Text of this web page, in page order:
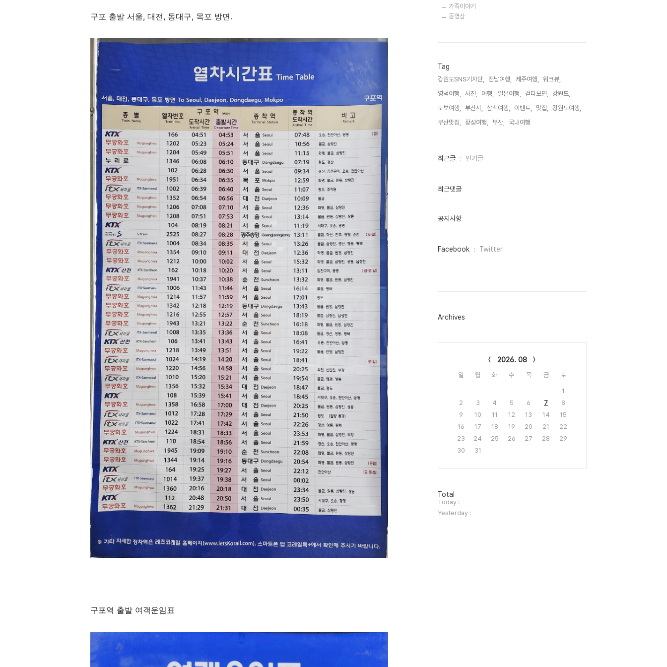
구포 출발 서울, 대전, 동대구, 목포 방면.
구포역 출발 여객운임표
가족이야기
동영상
Tag
강원도SNS기자단, 전남여행, 제주여행,
워크뷰,
영덕여행,
사진, 여행, 일본여행, 걷다보면,
강원도,
도보여행,
부산시, 삼척여행, 이벤트, 맛집,
강원도여행,
부산맛집,
장성여행, 부산, 국내여행,
최
인
최근글 인기글
최근댓글
공지사항
페
그
Facebook Twitter
Archives
2026. 08
일 월 화 수 목 금 토
1
2
3 4 5 6 7
8
9
10 11 12 13 14
15
16
17 18 19 20 21
22
23
24 25 26 27 28
29
30
31
방
문
자
수
Total
Today :
Yesterday :